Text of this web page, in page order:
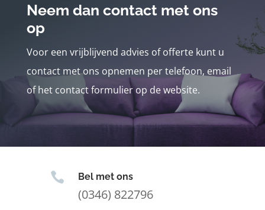
Neem dan contact met ons
op
Voor een vrijblijvend advies of offerte kunt u
contact met ons opnemen per telefoon, email
of het contact formulier op de website.
 Bel met ons
(0346) 822796